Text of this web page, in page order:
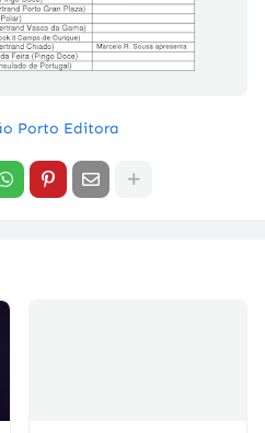
Porto Editora